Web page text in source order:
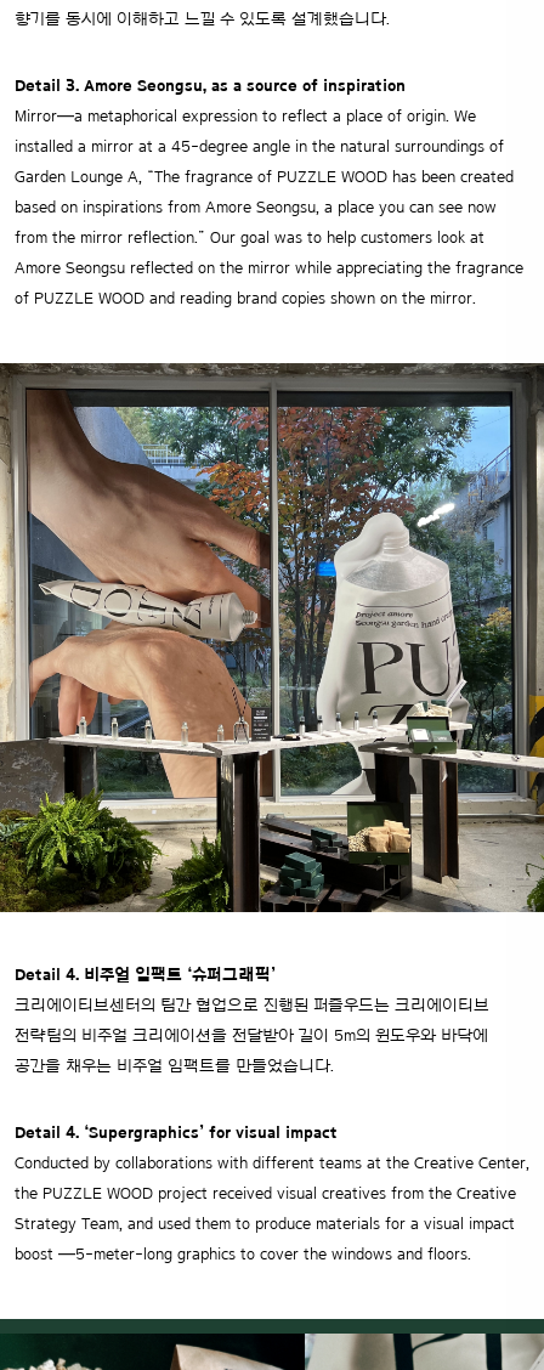
향기를 동시에 이해하고 느낄 수 있도록 설계했습니다.
Detail 3. Amore Seongsu, as a source of inspiration
Mirror—a metaphorical expression to reflect a place of origin. We
installed a mirror at a 45-degree angle in the natural surroundings of
Garden Lounge A, “The fragrance of PUZZLE WOOD has been created
based on inspirations from Amore Seongsu, a place you can see now
from the mirror reflection.” Our goal was to help customers look at
Amore Seongsu reflected on the mirror while appreciating the fragrance
of PUZZLE WOOD and reading brand copies shown on the mirror.
Detail 4. 비주얼 임팩트 ‘슈퍼그래픽’
크리에이티브센터의 팀간 협업으로 진행된 퍼즐우드는 크리에이티브
전략팀의 비주얼 크리에이션을 전달받아 길이 5m의 윈도우와 바닥에
공간을 채우는 비주얼 임팩트를 만들었습니다.
Detail 4. ‘Supergraphics’ for visual impact
Conducted by collaborations with different teams at the Creative Center,
the PUZZLE WOOD project received visual creatives from the Creative
Strategy Team, and used them to produce materials for a visual impact
boost —5-meter-long graphics to cover the windows and floors.